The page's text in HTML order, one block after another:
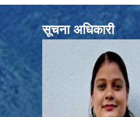
सूचना अधिकारी